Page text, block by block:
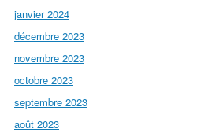
janvier 2024
décembre 2023
novembre 2023
octobre 2023
septembre 2023
août 2023